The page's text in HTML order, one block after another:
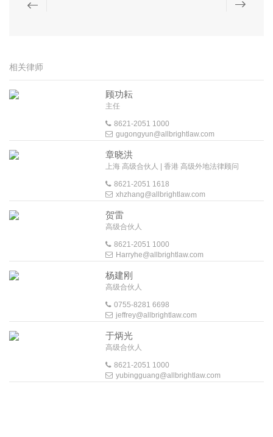
相关律师
顾功耘
主任
8621-2051 1000
gugongyun@allbrightlaw.com
章晓洪
上海 高级合伙人 | 香港 高级外地法律顾问
8621-2051 1618
xhzhang@allbrightlaw.com
贺雷
高级合伙人
8621-2051 1000
Harryhe@allbrightlaw.com
杨建刚
高级合伙人
0755-8281 6698
jeffrey@allbrightlaw.com
于炳光
高级合伙人
8621-2051 1000
yubingguang@allbrightlaw.com